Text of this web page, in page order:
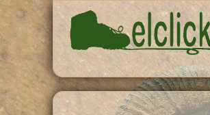
Pasar al contenido principal